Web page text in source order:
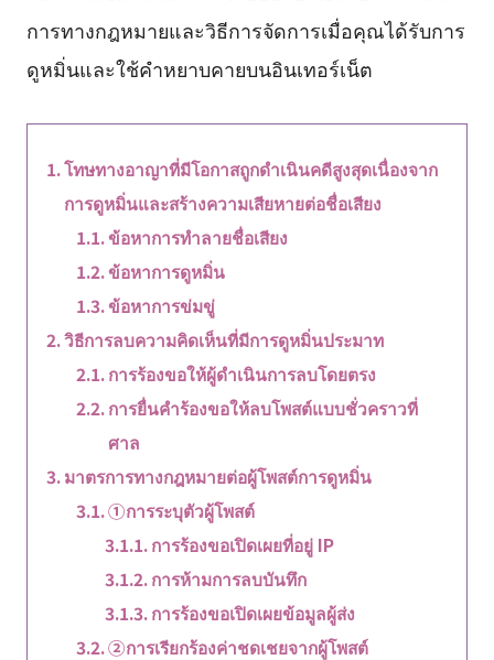
การทางกฎหมายและวิธีการจัดการเมื่อคุณได้รับการ
ดูหมิ่นและใช้คำหยาบคายบนอินเทอร์เน็ต
โทษทางอาญาที่มีโอกาสถูกดำเนินคดีสูงสุดเนื่องจาก
การดูหมิ่นและสร้างความเสียหายต่อชื่อเสียง
ข้อหาการทำลายชื่อเสียง
ข้อหาการดูหมิ่น
ข้อหาการข่มขู่
วิธีการลบความคิดเห็นที่มีการดูหมิ่นประมาท
การร้องขอให้ผู้ดำเนินการลบโดยตรง
การยื่นคำร้องขอให้ลบโพสต์แบบชั่วคราวที่
ศาล
มาตรการทางกฎหมายต่อผู้โพสต์การดูหมิ่น
①การระบุตัวผู้โพสต์
การร้องขอเปิดเผยที่อยู่ IP
การห้ามการลบบันทึก
การร้องขอเปิดเผยข้อมูลผู้ส่ง
②การเรียกร้องค่าชดเชยจากผู้โพสต์